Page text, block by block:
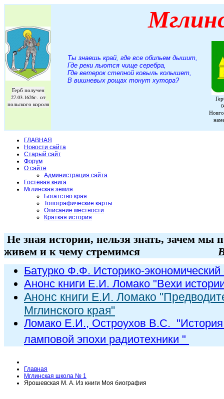
Герб получен
27.03.1626г. от
польского короля
Ты знаешь край, где все обильем дышит,
Где реки льются чище серебра,
Где ветерок степной ковыль колышет,
В вишневых рощах тонут хутора?
ГЛАВНАЯ
Новости сайта
Старый сайт
Форум
О сайте
Администрация сайта
Гостевая книга
Мглинская земля
Богатство края
Топографические карты
Описание местности
Краткая история
Не зная истории, нельзя знать, зачем мы
живем и к чему стремимся
Батурко Ф.Ф. Историко-экономический
Анонс книги Е.И. Ломако "Вехи
Анонс книги Е.И. Ломако
Мглинского края"
Ломако Е.И., Остроухов В.С. "
ламповой эпохи радиотехники "
Главная
Мглинская школа № 1
Ярошевская М. А. Из книги Моя биография